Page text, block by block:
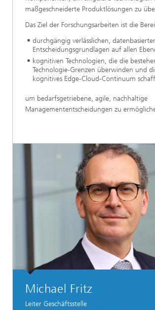
maßgeschneiderte Produktlösungen zu
Das Ziel der Forschungsarbeiten ist die
durchgängig verlässlichen,
Entscheidungsgrundlagen auf allen
kognitiven Technologien, die die
Technologie-Grenzen überwinden und
kognitives Edge-Cloud-Continuum
um bedarfsgetriebene, agile, nachhaltige
Managemententscheidungen zu
Michael Fritz
Leiter Geschäftsstelle